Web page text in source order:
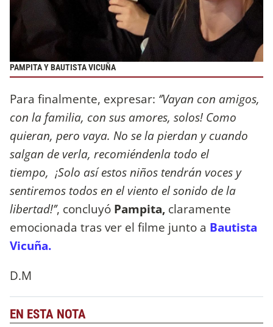
PAMPITA Y BAUTISTA VICUÑA
Para finalmente, expresar: ‘’Vayan con amigos,
con la familia, con sus amores, solos! Como
quieran, pero vaya. No se la pierdan y cuando
salgan de verla, recomiéndenla todo el
tiempo, ¡Solo así estos niños tendrán voces y
sentiremos todos en el viento el sonido de la
libertad!’’, concluyó Pampita, claramente
emocionada tras ver el filme junto a Bautista
Vicuña.
D.M
EN ESTA NOTA